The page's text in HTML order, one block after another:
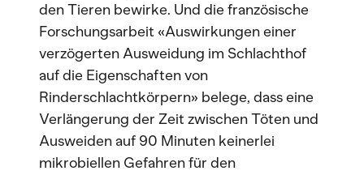
den Tieren bewirke. Und die französische
Forschungsarbeit «Auswirkungen einer
verzögerten Ausweidung im Schlachthof
auf die Eigenschaften von
Rinderschlachtkörpern» belege, dass eine
Verlängerung der Zeit zwischen Töten und
Ausweiden auf 90 Minuten keinerlei
mikrobiellen Gefahren für den